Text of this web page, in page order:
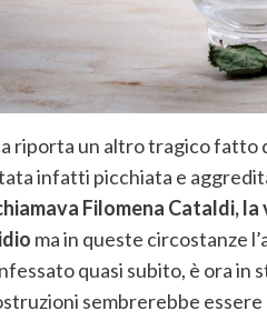
riporta un altro tragico fatto
infatti picchiata e
Filomena Cataldi,
ma in queste circostanze
quasi subito, è ora in
sembrerebbe